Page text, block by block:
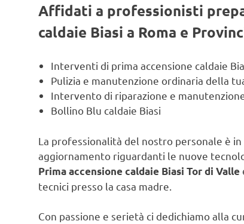
Affidati a professionisti
caldaie Biasi a Roma e
Interventi di prima accensione caldaie
Pulizia e manutenzione ordinaria della
Intervento di riparazione e
Bollino Blu caldaie Biasi
La professionalità del nostro personale è
aggiornamento riguardanti le nuove
Prima accensione caldaie Biasi Tor di Valle
tecnici presso la casa madre.
Con passione e serietà ci dedichiamo alla